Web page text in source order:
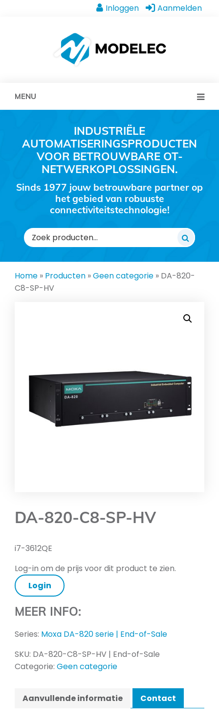
Inloggen Aanmelden
MENU
INDUSTRIËLE
AUTOMATISERINGSPRODUCTEN
VOOR BETROUWBARE OT-
NETWERKOPLOSSINGEN.
Sinds 1977 jouw betrouwbare partner op
het gebied van robuuste
connectiviteitstechnologie!
Zoeken
naar:
Home » Producten »Geen categorie » DA-820-
C8-SP-HV
DA-820-C8-SP-HV
i7-3612QE
Log-in om de prijs voor dit product te zien.
Login
MEER INFO:
Series: Moxa DA-820 serie | End-of-Sale
SKU: DA-820-C8-SP-HV | End-of-Sale
Categorie: Geen categorie
Aanvullende informatie Contact